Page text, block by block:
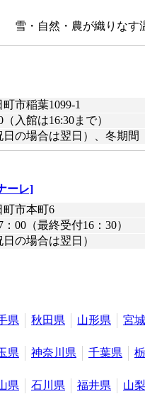
雪・自然・農が織りなす
市稲葉1099-1
（入館は16:30まで）
日の場合は翌日）、冬期
ーレ]
町市本町6
：00（最終受付16：30）
の場合は翌日）
県 秋田県 山形県 宮
県 神奈川県 千葉県
県 石川県 福井県 山